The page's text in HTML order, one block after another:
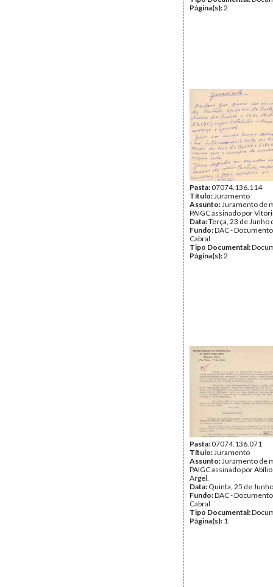
Página(s):2
Pasta:07074.136.114
Título:Juramento
Assunto:Juramento de
PAIGC assinado por
Data:Terça, 23 de Junho
Fundo:DAC -
Cabral
Tipo Documental:
Página(s):2
Pasta:07074.136.071
Título:Juramento
Assunto:Juramento de
PAIGC assinado por
Argel.
Data: Quinta, 25 de
Fundo:DAC -
Cabral
Tipo Documental:
Página(s): 1